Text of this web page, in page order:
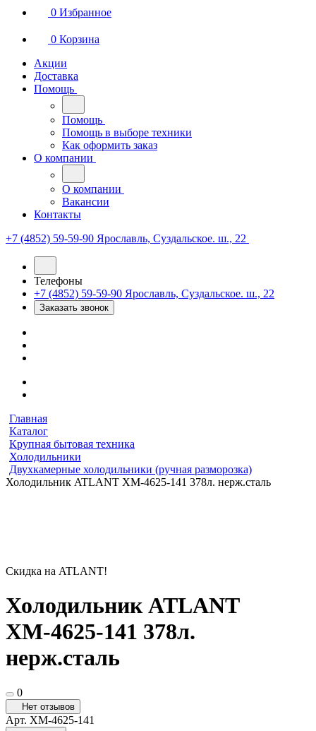
0 Избранное
0 Корзина
Акции
Доставка
Помощь
Помощь
Помощь в выборе техники
Как оформить заказ
О компании
О компании
Вакансии
Контакты
+7 (4852) 59-59-90 Ярославль, Суздальское. ш., 22
Телефоны
+7 (4852) 59-59-90 Ярославль, Суздальское. ш., 22
Заказать звонок
Главная
Каталог
Крупная бытовая техника
Холодильники
Двухкамерные холодильники (ручная разморозка)
Холодильник ATLANT ХМ-4625-141 378л. нерж.сталь
Скидка на ATLANT!
Холодильник ATLANT
ХМ-4625-141 378л.
нерж.сталь
0
Нет отзывов
Арт. ХМ-4625-141